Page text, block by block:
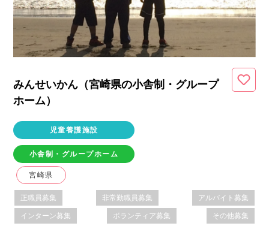
みんせいかん（宮崎県の小舎制・グループ
ホーム）
児童養護施設
小舎制・グループホーム
宮崎県
正職員募集 非常勤職員募集 アルバイト募集
インターン募集 ボランティア募集 その他募集